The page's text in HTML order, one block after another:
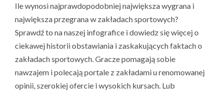
Ile wynosi najprawdopodobniej największa wygrana i
największa przegrana w zakładach sportowych?
Sprawdź to na naszej infografice i dowiedz się więcej o
ciekawej historii obstawiania i zaskakujących faktach o
zakładach sportowych. Gracze pomagają sobie
nawzajem i polecają portale z zakładami u renomowanej
opinii, szerokiej ofercie i wysokich kursach. Lub